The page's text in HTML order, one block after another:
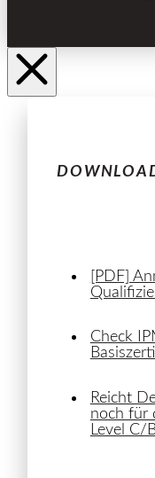
[PDF]
Check
Reicht
noch für
Level C/